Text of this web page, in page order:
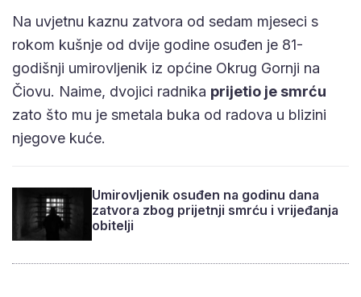
Na uvjetnu kaznu zatvora od sedam mjeseci s
rokom kušnje od dvije godine osuđen je 81-
godišnji umirovljenik iz općine Okrug Gornji na
Čiovu. Naime, dvojici radnika prijetio je smrću
zato što mu je smetala buka od radova u blizini
njegove kuće.
Umirovljenik osuđen na godinu dana
zatvora zbog prijetnji smrću i vrijeđanja
obitelji